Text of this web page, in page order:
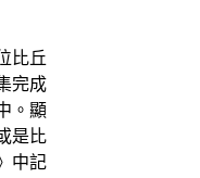
比丘
完成
。顯
是比
中記